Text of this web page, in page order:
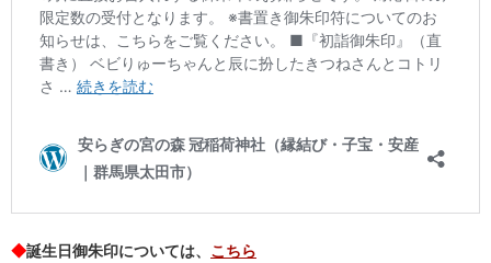
◆誕生日御朱印については、 こちら